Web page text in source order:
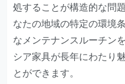
処することが構造的な問
なたの地域の特定の環境
なメンテナンスルーチン
シア家具が長年にわたり
とができます。